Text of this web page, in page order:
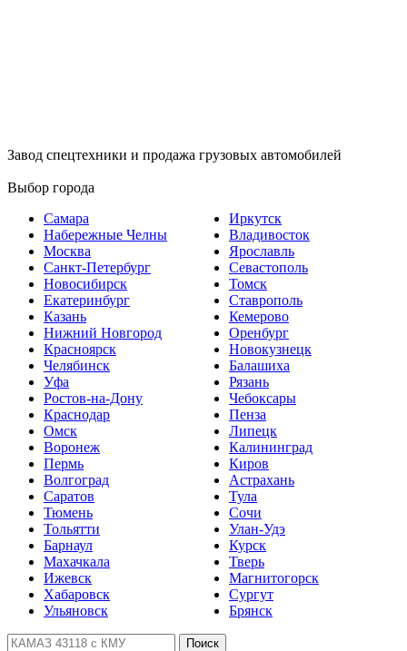
Завод спецтехники и продажа грузовых автомобилей
Выбор города
Самара
Набережные Челны
Москва
Санкт-Петербург
Новосибирск
Екатеринбург
Казань
Нижний Новгород
Красноярск
Челябинск
Уфа
Ростов-на-Дону
Краснодар
Омск
Воронеж
Пермь
Волгоград
Саратов
Тюмень
Тольятти
Барнаул
Махачкала
Ижевск
Хабаровск
Ульяновск
Иркутск
Владивосток
Ярославль
Севастополь
Томск
Ставрополь
Кемерово
Оренбург
Новокузнецк
Балашиха
Рязань
Чебоксары
Пенза
Липецк
Калининград
Киров
Астрахань
Тула
Сочи
Улан-Удэ
Курск
Тверь
Магнитогорск
Сургут
Брянск
Поиск